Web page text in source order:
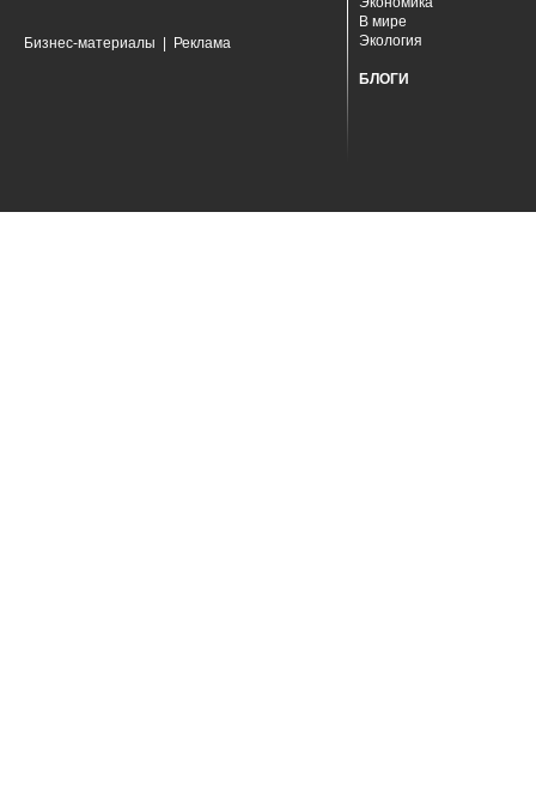
Бизнес-материалы Реклама
В мире
Экология
БЛОГИ